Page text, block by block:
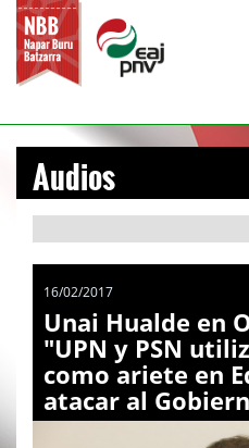
Audios
16/02/2017
Unai Hualde en
"UPN y PSN
como ariete en
atacar al